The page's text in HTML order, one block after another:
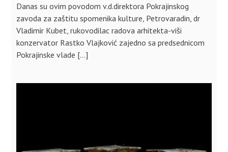
Danas su ovim povodom v.d.direktora Pokrajinskog
zavoda za zaštitu spomenika kulture, Petrovaradin, dr
Vladimir Kubet, rukovodilac radova arhitekta-viši
konzervator Rastko Vlajković zajedno sa predsednicom
Pokrajinske vlade […]